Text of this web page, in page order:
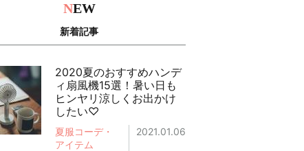
NEW
新着記事
2020夏のおすすめハンデ
ィ扇風機15選！暑い日も
ヒンヤリ涼しくお出かけ
したい♡
夏服コーデ・
アイテム
2021.01.06